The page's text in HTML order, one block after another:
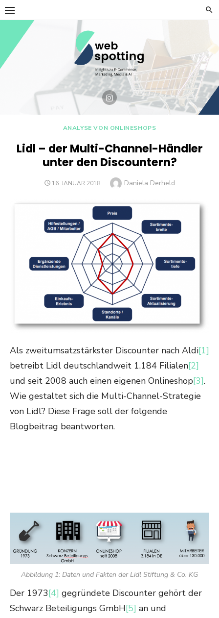
Skip
to
content
ANALYSE VON ONLINESHOPS
Lidl – der Multi-Channel-Händler
unter den Discountern?
POSTED
16. JANUAR 2018 Author
Daniela Derheld
Als zweitumsatzstärkster Discounter nach Aldi[1]
betreibt Lidl deutschlandweit 1.184 Filialen[2]
und seit 2008 auch einen eigenen Onlineshop[3].
Wie gestaltet sich die Multi-Channel-Strategie
von Lidl? Diese Frage soll der folgende
Blogbeitrag beantworten.
Abbildung 1: Daten und Fakten der Lidl Stiftung & Co. KG
Der 1973[4] gegründete Discounter gehört der
Schwarz Beteiligungs GmbH[5] an und